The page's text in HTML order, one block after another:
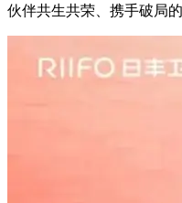
伙伴共生共荣、携手破局的